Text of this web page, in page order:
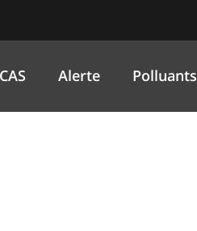
CAS Alerte Polluants